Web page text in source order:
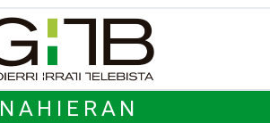
NAHIERAN